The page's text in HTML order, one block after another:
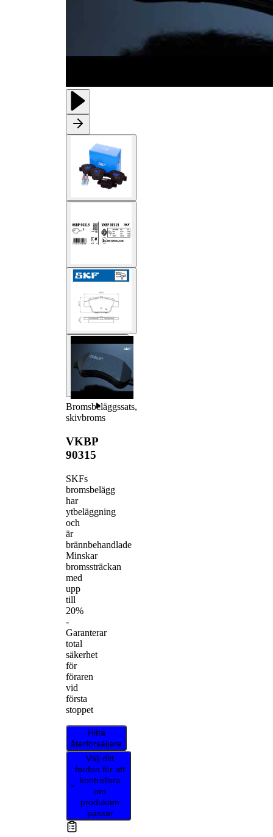
Bromsbeläggssats,
skivbroms
VKBP
90315
SKFs
bromsbelägg
har
ytbeläggning
och
är
brännbehandlade
Minskar
bromssträckan
med
upp
till
20%
-
Garanterar
total
säkerhet
för
föraren
vid
första
stoppet
Hitta
återförsäljare
Välj ditt
fordon för att
kontrollera
om
produkten
passar